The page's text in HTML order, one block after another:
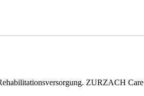
ZURZACH